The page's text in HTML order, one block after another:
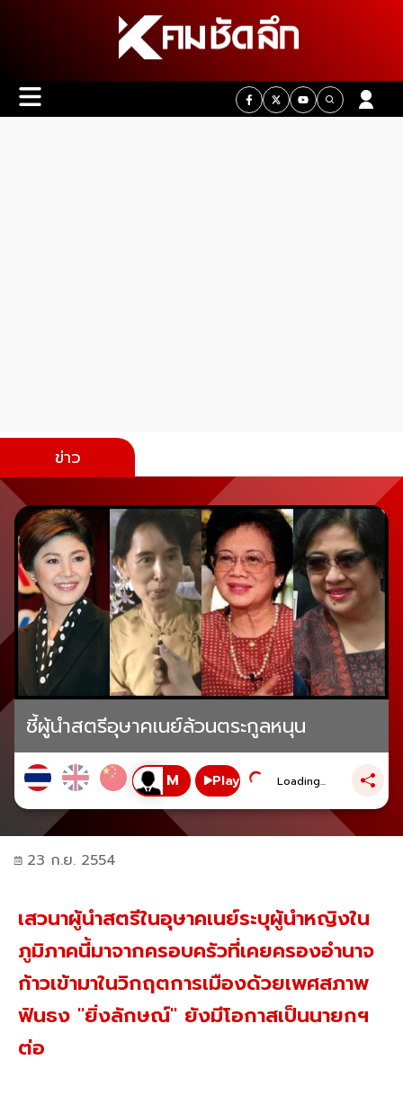
ข่าว
ชี้ผู้นำสตรีอุษาคเนย์ล้วนตระกูลหนุน
Play Loading...
23 ก.ย. 2554
เสวนาผู้นำสตรีในอุษาคเนย์ระบุผู้นำหญิงใน
ภูมิภาคนี้มาจากครอบครัวที่เคยครองอำนาจ
ก้าวเข้ามาในวิกฤตการเมืองด้วยเพศสภาพ
ฟันธง "ยิ่งลักษณ์" ยังมีโอกาสเป็นนายกฯ
ต่อ